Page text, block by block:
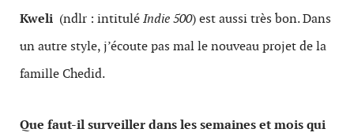
Kweli (ndlr : intituléIndie 500) est aussi très bon. Dans
un autre style, j’écoute pas mal le nouveau projet de la
famille Chedid.
Que faut-il surveiller dans les semaines et mois qui